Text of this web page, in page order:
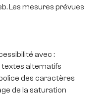
Les mesures prévues
avec :
alternatifs
des caractères
de la saturation